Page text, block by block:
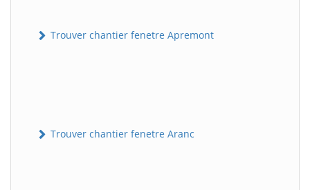
Trouver chantier fenetre Apremont
Trouver chantier fenetre Aranc